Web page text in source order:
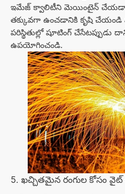
ఇమేజ్ క్వాలిటీని మెయింటైన్
తక్కువగా ఉంచడానికి కృషి
పరిస్థితుల్లో షూటింగ్ చేసేటప్పుడు
ఉపయోగించండి.
5. ఖచ్చితమైన రంగుల కోసం